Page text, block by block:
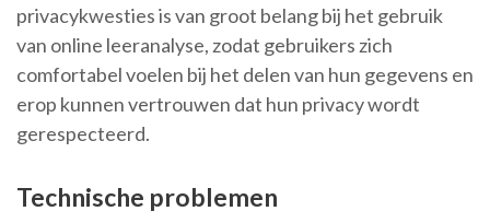
privacykwesties is van groot belang bij het gebruik
van online leeranalyse, zodat gebruikers zich
comfortabel voelen bij het delen van hun gegevens en
erop kunnen vertrouwen dat hun privacy wordt
gerespecteerd.
Technische problemen